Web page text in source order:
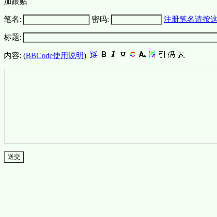
笔名: 密码: 注册笔名请按
标题:
内容: (BBCode使用说明)